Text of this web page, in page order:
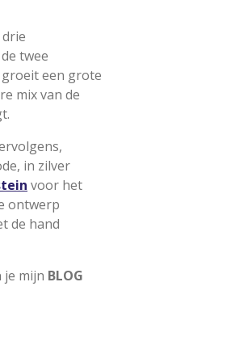
n
twee
een grote
mix van de
in zilver
voor het
ontwerp
de hand
je mijn BLOG